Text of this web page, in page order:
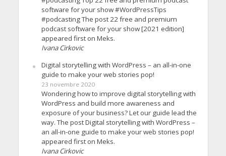
software for your show #WordPressTips
#podcasting The post 22 free and premium
podcast software for your show [2021 edition]
appeared first on Meks.
Ivana Cirkovic
Digital storytelling with WordPress – an all-in-one
guide to make your web stories pop!
23 novembre 2020
Wondering how to improve digital storytelling with
WordPress and build more awareness and
exposure of your business? Let our guide lead the
way. The post Digital storytelling with WordPress –
an all-in-one guide to make your web stories pop!
appeared first on Meks.
Ivana Cirkovic